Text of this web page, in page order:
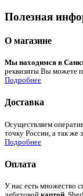
Полезная
О магазине
Мы находимся в
реквизиты Вы можете
Подробнее
Доставка
Осуществляем
точку России, а так же
Подробнее
Оплата
У нас есть множество